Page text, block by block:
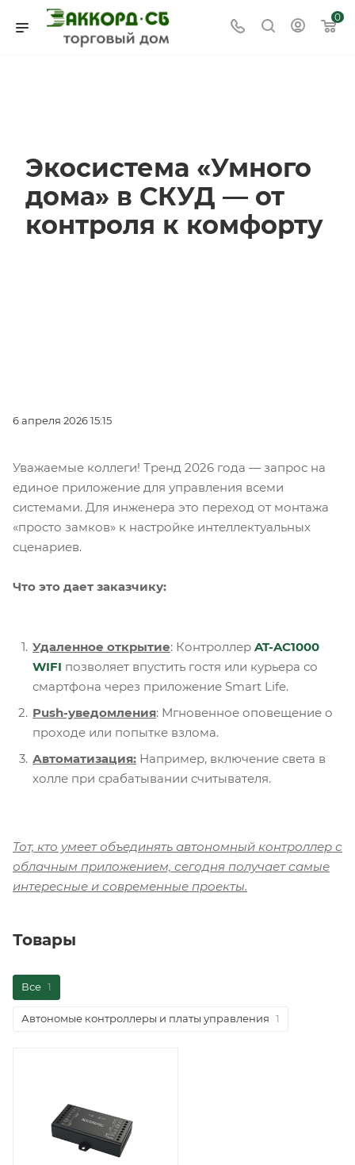
0
Экосистема «Умного
дома» в СКУД — от
контроля к комфорту
6 апреля 2026 15:15
Уважаемые коллеги! Тренд 2026 года — запрос на
единое приложение для управления всеми
системами. Для инженера это переход от монтажа
«просто замков» к настройке интеллектуальных
сценариев.
Что это дает заказчику:
Удаленное открытие: Контроллер AT-AC1000
WIFI позволяет впустить гостя или курьера со
смартфона через приложение Smart Life.
Push-уведомления: Мгновенное оповещение о
проходе или попытке взлома.
Автоматизация: Например, включение света в
холле при срабатывании считывателя.
Тот, кто умеет объединять автономный контроллер с
облачным приложением, сегодня получает самые
интересные и современные проекты.
Товары
Все 1
Автономые контроллеры и платы управления 1